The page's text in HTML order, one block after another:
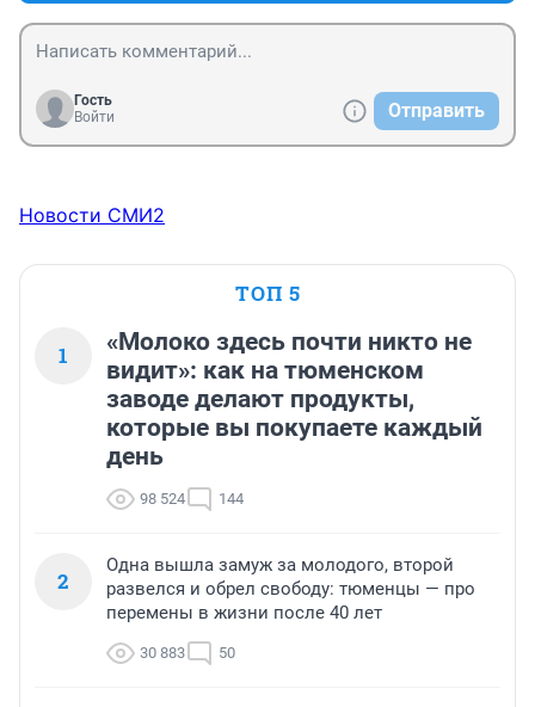
Гость
Войти
Отправить
Новости СМИ2
ТОП 5
1
«Молоко здесь почти никто не
видит»: как на тюменском
заводе делают продукты,
которые вы покупаете каждый
день
98 524 144
2
Одна вышла замуж за молодого, второй
развелся и обрел свободу: тюменцы — про
перемены в жизни после 40 лет
30 883 50